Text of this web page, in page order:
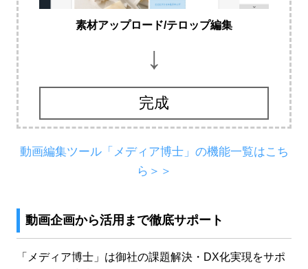
素材アップロード/テロップ編集
↓
完成
動画編集ツール「メディア博士」の機能一覧はこち
ら＞＞
動画企画から活用まで徹底サポート
「メディア博士」は御社の課題解決・DX化実現をサポ